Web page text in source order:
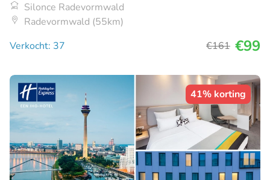
Silonce Radevormwald
Radevormwald (55km)
Verkocht: 37
€161 €99
41% korting